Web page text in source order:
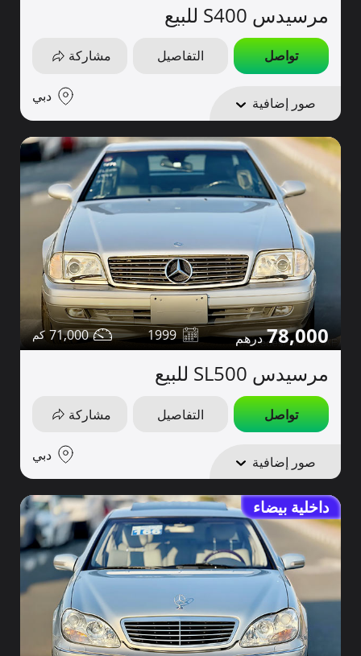
مرسيدس S400 للبيع
تواصل التفاصيل مشاركة
صور إضافية دبي
78,000
1999
71,000
مرسيدس SL500 للبيع
تواصل التفاصيل مشاركة
صور إضافية دبي
داخلية بيضاء